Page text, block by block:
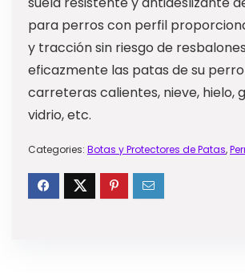
para perros con perfil
y tracción sin riesgo de
eficazmente las patas de su
carreteras calientes, nieve, hielo,
vidrio, etc.
Categories: Botas y Protectores de Patas,